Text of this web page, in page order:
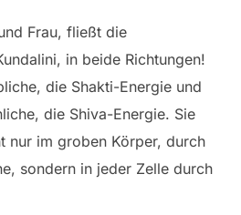
Frau, fließt die
in beide Richtungen!
die Shakti-Energie und
die Shiva-Energie. Sie
nur im groben Körper, durch
sondern in jeder Zelle durch